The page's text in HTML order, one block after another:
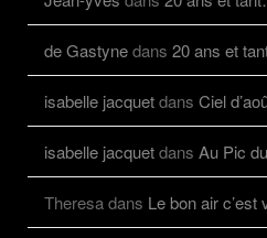
de Gastynedans 20 ans et
isabelle jacquetdans Ciel
isabelle jacquetdans Au Pic
Theresadans Le bon air c’est